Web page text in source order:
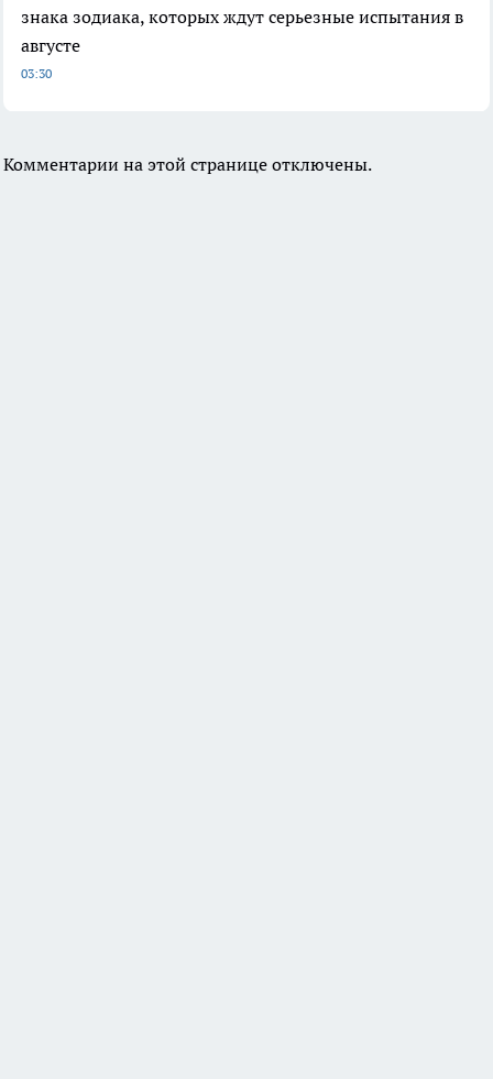
знака зодиака, которых ждут серьезные испытания в
августе
03:30
Комментарии на этой странице отключены.